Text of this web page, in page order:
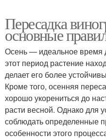
Пересадка
основные
Осень — идеальное время
этот период растение
делает его более
Кроме того, осенняя
хорошо укорениться до
расти весной. Однако для
соблюдать определенные
особенности этого